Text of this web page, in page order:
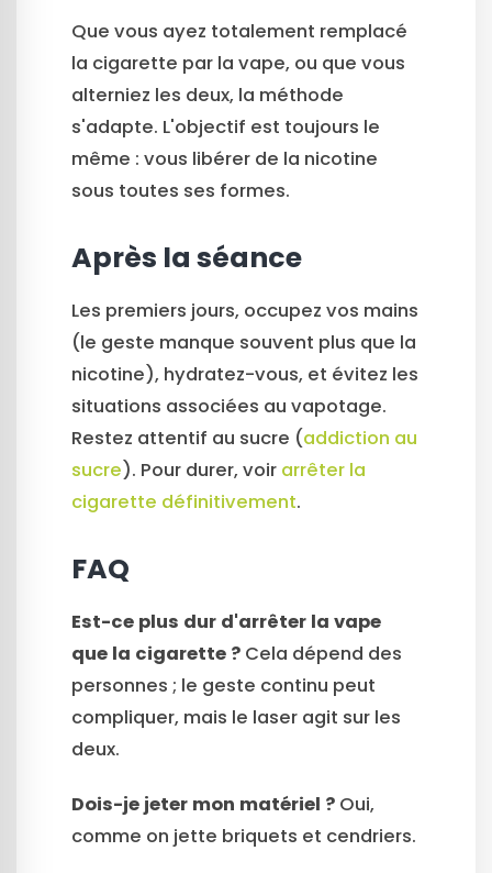
Que vous ayez totalement remplacé
la cigarette par la vape, ou que vous
alterniez les deux, la méthode
s'adapte. L'objectif est toujours le
même : vous libérer de la nicotine
sous toutes ses formes.
Après la séance
Les premiers jours, occupez vos mains
(le geste manque souvent plus que la
nicotine), hydratez-vous, et évitez les
situations associées au vapotage.
Restez attentif au sucre (addiction au
sucre). Pour durer, voir arrêter la
cigarette définitivement.
FAQ
Est-ce plus dur d'arrêter la vape
que la cigarette ? Cela dépend des
personnes ; le geste continu peut
compliquer, mais le laser agit sur les
deux.
Dois-je jeter mon matériel ? Oui,
comme on jette briquets et cendriers.